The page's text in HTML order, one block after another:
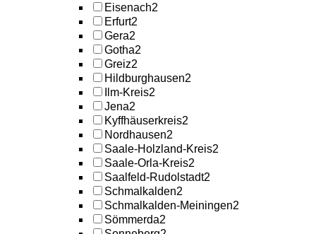
Eisenach2
Erfurt2
Gera2
Gotha2
Greiz2
Hildburghausen2
Ilm-Kreis2
Jena2
Kyffhäuserkreis2
Nordhausen2
Saale-Holzland-Kreis2
Saale-Orla-Kreis2
Saalfeld-Rudolstadt2
Schmalkalden2
Schmalkalden-Meiningen2
Sömmerda2